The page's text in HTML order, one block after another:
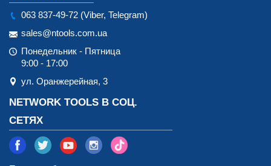
063 837-49-72 (Viber, Telegram)
sales@ntools.com.ua
Понедельник - Пятница
9:00 - 17:00
ул. Оранжерейная, 3
NETWORK TOOLS В СОЦ.
СЕТЯХ